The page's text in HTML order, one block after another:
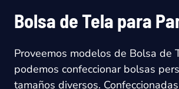
Bolsa de Tela para
Proveemos modelos de Bolsa de
podemos confeccionar bolsas
tamaños diversos.